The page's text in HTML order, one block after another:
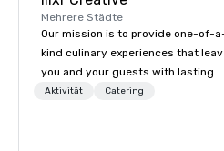
Mehrere Städte
Our mission is to provide one-of-
kind culinary experiences that
you and your guests with lasting
memories and satiated palates.
Aktivität Catering